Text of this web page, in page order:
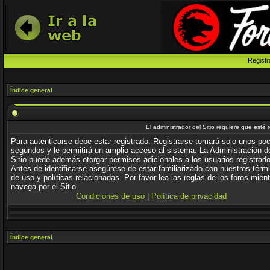
Índice general
El administrador del Sitio requiere que esté
Para autenticarse debe estar registrado. Registrarse tomará solo unos
segundos y le permitirá un amplio acceso al sistema. La Administración
Sitio puede además otorgar permisos adicionales a los usuarios
Antes de identificarse asegúrese de estar familiarizado con nuestros
de uso y políticas relacionadas. Por favor lea las reglas de los foros
navega por el Sitio.
Condiciones de uso
Política de privacidad
Índice general